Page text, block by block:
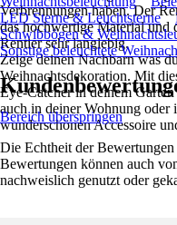
Verbrennungen haben. Der
das hochwertige Material
Rentier sehr langlebig.
Zeige deinen Nachbarn was
Weihnachtsdekoration. Mit
Eye-Catcher in deinem
auch in deiner Wohnung oder
wunderschönen Accessoire
LED Sterne & Leuchtsterne
Schwibbögen &
Sonstige beleuchtete
Bereich überspringen
Die Echtheit der
Bewertungen können auch
nachweislich genutzt oder